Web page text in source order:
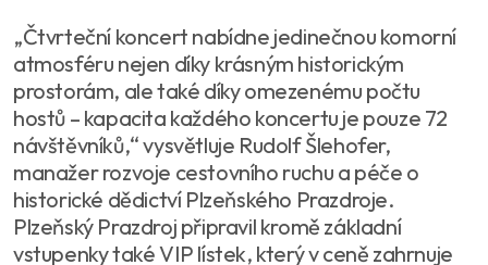
„Čtvrteční koncert nabídne jedinečnou komorní
atmosféru nejen díky krásným historickým
prostorám, ale také díky omezenému počtu
hostů – kapacita každého koncertu je pouze 72
návštěvníků,“ vysvětluje Rudolf Šlehofer,
manažer rozvoje cestovního ruchu a péče o
historické dědictví Plzeňského Prazdroje.
Plzeňský Prazdroj připravil kromě základní
vstupenky také VIP lístek, který v ceně zahrnuje